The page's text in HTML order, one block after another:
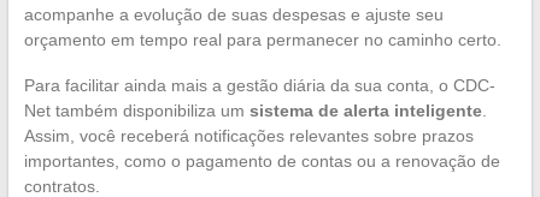
acompanhe a evolução de suas despesas e ajuste seu
orçamento em tempo real para permanecer no caminho certo.
Para facilitar ainda mais a gestão diária da sua conta, o CDC-
Net também disponibiliza um sistema de alerta inteligente.
Assim, você receberá notificações relevantes sobre prazos
importantes, como o pagamento de contas ou a renovação de
contratos.